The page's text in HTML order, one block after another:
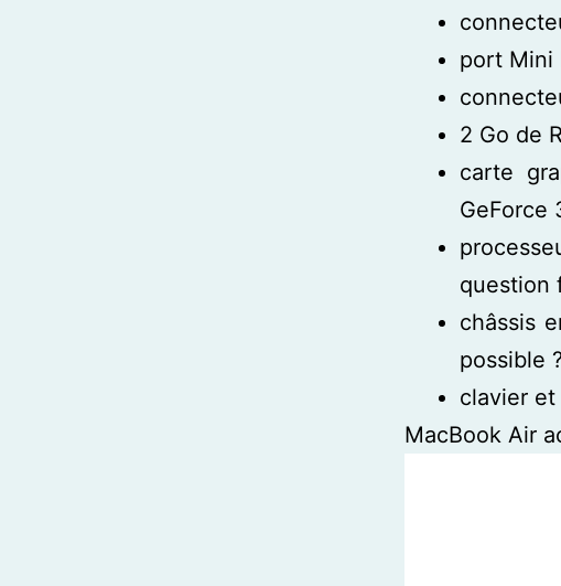
port Mini
2 Go de
carte
GeForce
question
châssis
possible
clavier
MacBook Air